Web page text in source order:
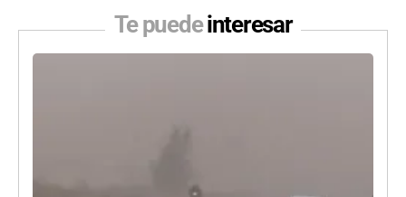
Te puedeinteresar